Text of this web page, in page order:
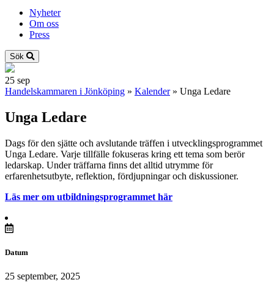
Nyheter
Om oss
Press
Sök
25 sep
Handelskammaren i Jönköping » Kalender » Unga Ledare
Unga Ledare
Dags för den sjätte och avslutande träffen i utvecklingsprogrammet
Unga Ledare. Varje tillfälle fokuseras kring ett tema som berör
ledarskap. Under träffarna finns det alltid utrymme för
erfarenhetsutbyte, reflektion, fördjupningar och diskussioner.
Läs mer om utbildningsprogrammet här
Datum
25 september, 2025